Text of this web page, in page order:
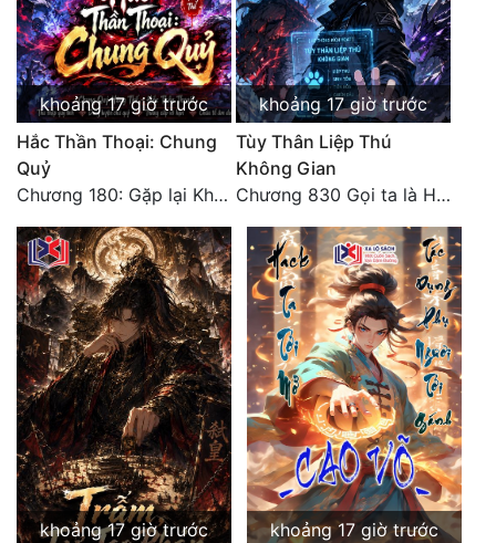
khoảng 17 giờ trước
Hắc Thần Thoại: Chung
Quỷ
Chương 180: Gặp lại Khiên Nguyên Phượng
khoảng 17 giờ trước
Tùy Thân Liệp Thú
Không Gian
Chương 830 Gọi ta là Hòa Sa
khoảng 17 giờ trước
khoảng 17 giờ trước